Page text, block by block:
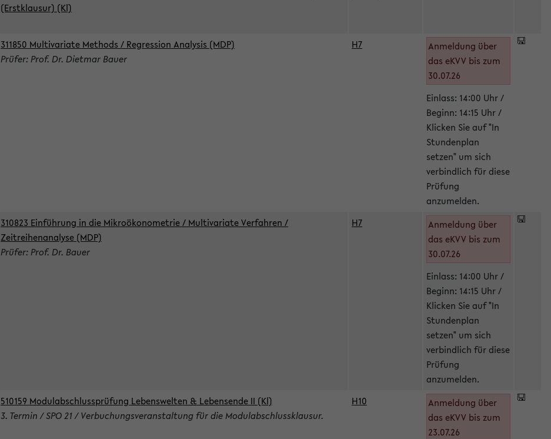
(Erstklausur) (Kl)
311850 Multivariate Methods / Regression Analysis (MDP)
Prüfer: Prof. Dr. Dietmar Bauer
H7
Anmeldung über
das eKVV bis zum
30.07.26
Einlass: 14:00 Uhr /
Beginn: 14:15 Uhr /
Klicken Sie auf "In
Stundenplan
setzen" um sich
verbindlich für diese
Prüfung
anzumelden.
310823 Einführung in die Mikroökonometrie / Multivariate Verfahren /
Zeitreihenanalyse (MDP)
Prüfer: Prof. Dr. Bauer
H7
Anmeldung über
das eKVV bis zum
30.07.26
Einlass: 14:00 Uhr /
Beginn: 14:15 Uhr /
Klicken Sie auf "In
Stundenplan
setzen" um sich
verbindlich für diese
Prüfung
anzumelden.
510159 Modulabschlussprüfung Lebenswelten & Lebensende II (Kl)
3. Termin / SPO 21 / Verbuchungsveranstaltung für die Modulabschlussklausur.
H10
Anmeldung über
das eKVV bis zum
23.07.26